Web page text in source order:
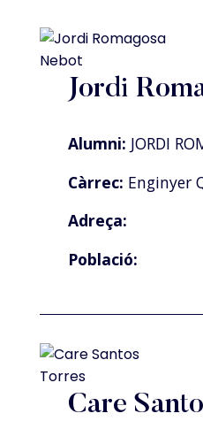
Jordi
Alumni: JORDI
Càrrec: Enginyer
Adreça:
Població:
Care